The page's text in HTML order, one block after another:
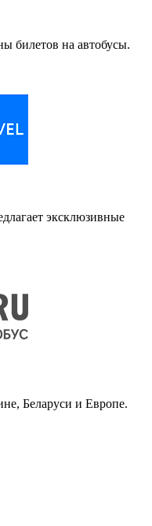
билетов на автобусы.
эксклюзивные
Беларуси и Европе.